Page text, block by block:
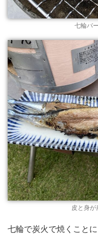
七輪バ
皮と身が
七輪で炭火で焼くこと